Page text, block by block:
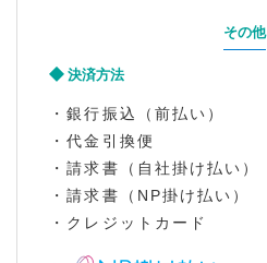
その他
決済方法
・銀行振込（前払い）
・代金引換便
・請求書（自社掛け払い）
・請求書（NP掛け払い）
・クレジットカード